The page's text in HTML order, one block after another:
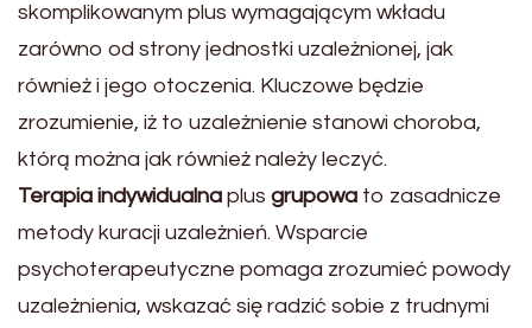
skomplikowanym plus wymagającym wkładu
zarówno od strony jednostki uzależnionej, jak
również i jego otoczenia. Kluczowe będzie
zrozumienie, iż to uzależnienie stanowi choroba,
którą można jak również należy leczyć.
Terapia indywidualna plus grupowa to zasadnicze
metody kuracji uzależnień. Wsparcie
psychoterapeutyczne pomaga zrozumieć powody
uzależnienia, wskazać się radzić sobie z trudnymi